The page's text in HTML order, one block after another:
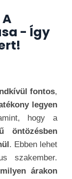
- Így
fontos,
legyen
hogy a
öntözésben
. Ebben lehet
szakember.
árakon